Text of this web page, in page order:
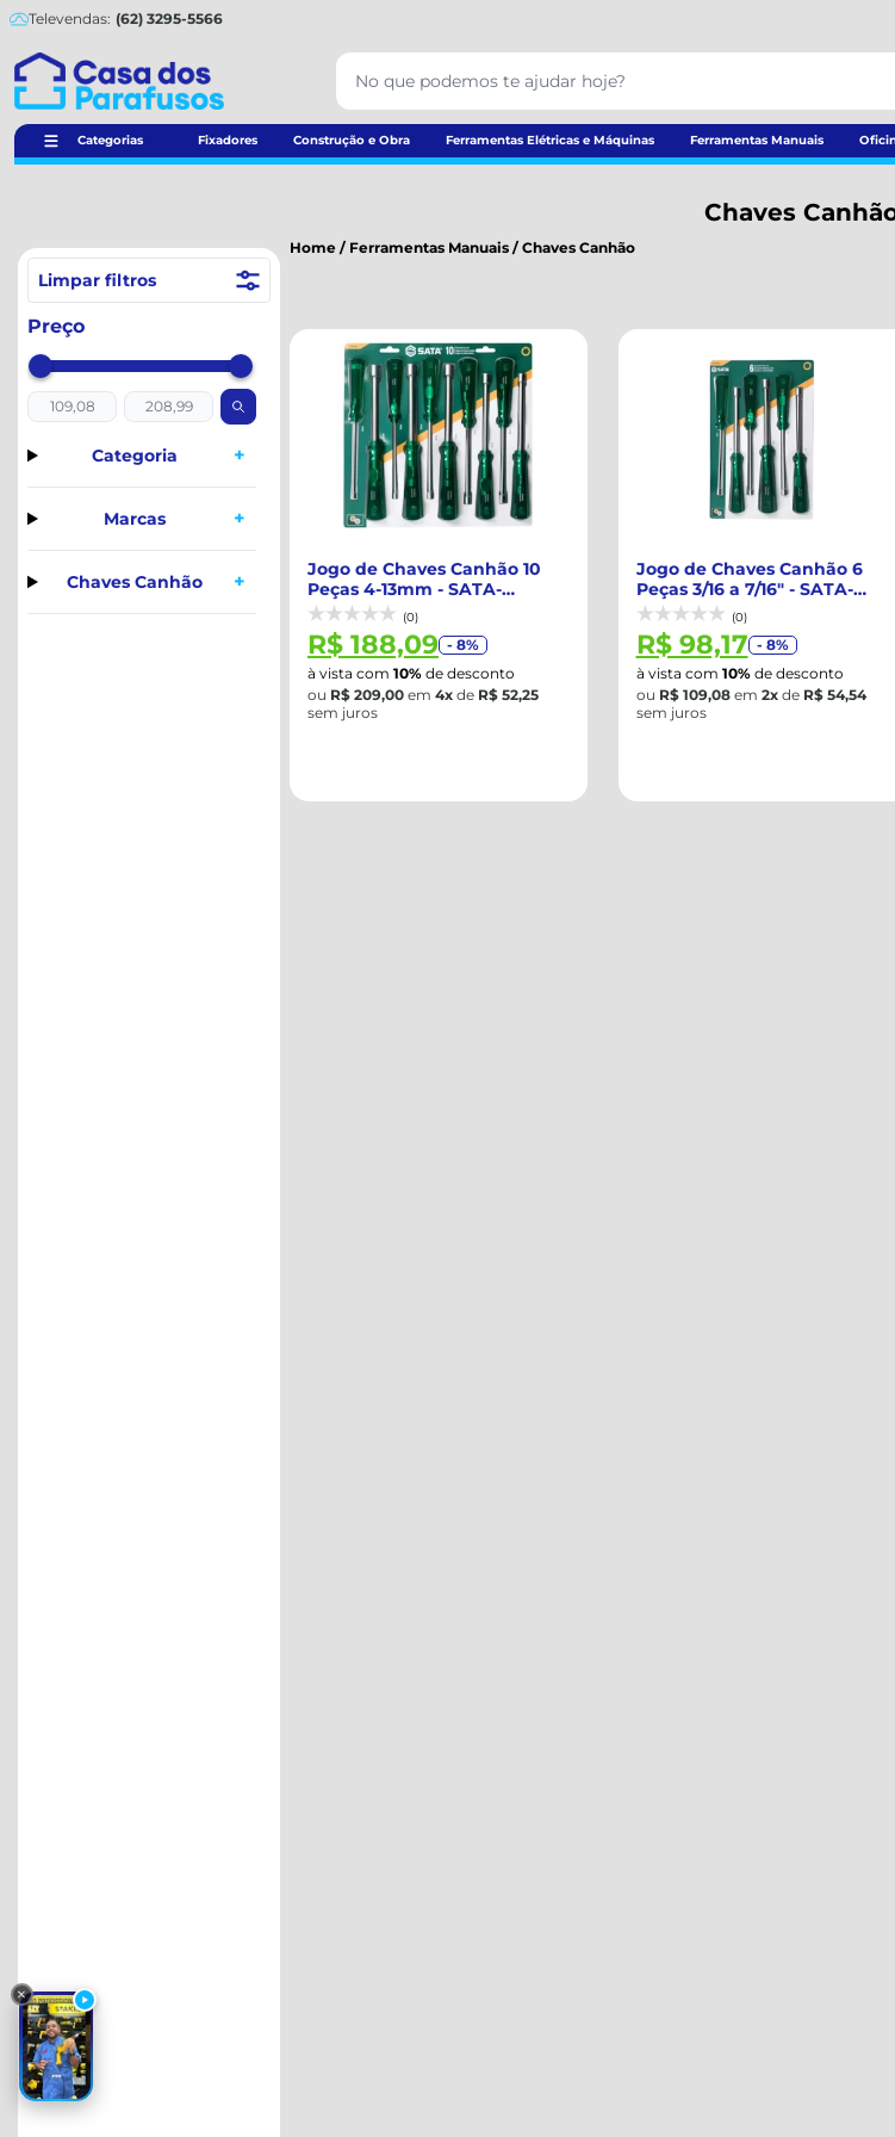
Televendas: (62) 3295-5566
Categorias Fixadores Construção e Obra Ferramentas Elétricas e Máquinas Ferramentas Manuais
Chaves
Limpar filtros
Preço
Categoria +
Marcas +
Chaves Canhão +
Home / Ferramentas Manuais / Chaves Canhão
Jogo de Chaves Canhão 10
Peças 4-13mm - SATA-
ST08046L
(0)
R$ 188,09 - 8%
à vista com 10% de desconto
ou R$ 209,00 em 4x de R$ 52,25
sem juros
Jogo de Chaves Canhão 6
Peças 3/16 a 7/16" - SATA-
ST08045L
(0)
R$ 98,17 - 8%
à vista com 10%de desconto
ou R$ 109,08em 2xde R$ 54,54
sem juros